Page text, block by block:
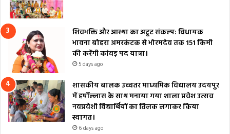
शिवभक्ति और आस्था का अटूट संकल्प: विधायक
भावना बोहरा अमरकंटक से भोरमदेव तक 151 किमी
की करेंगी कांवड़ पद यात्रा।
5 days ago
शासकीय बालक उच्चतर माध्यमिक विद्यालय उदयपुर
में हर्षोल्लास के साथ मनाया गया शाला प्रवेश उत्सव
नवप्रवेशी विद्यार्थियों का तिलक लगाकर किया
स्वागत।
6 days ago